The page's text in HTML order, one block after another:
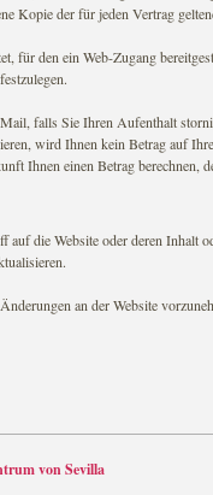
Kopie der für jeden Vertrag
für den ein Web-Zugang
falls Sie Ihren Aufenthalt
wird Ihnen kein Betrag auf
Ihnen einen Betrag berechnen,
die Website oder deren Inhalt
an der Website
von Sevilla